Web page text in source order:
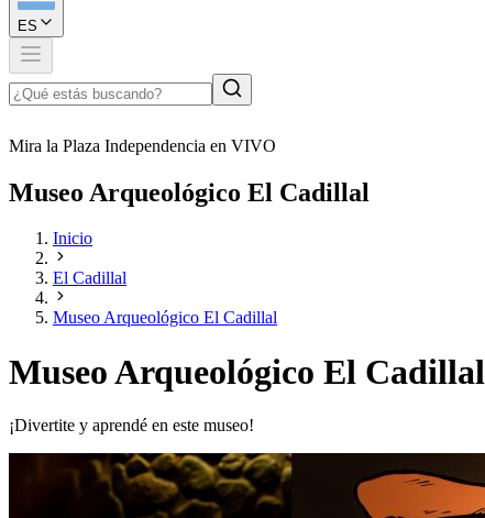
ES
Mira la Plaza Independencia en VIVO
Museo Arqueológico El Cadillal
Inicio
El Cadillal
Museo Arqueológico El Cadillal
Museo Arqueológico El Cadillal
¡Divertite y aprendé en este museo!